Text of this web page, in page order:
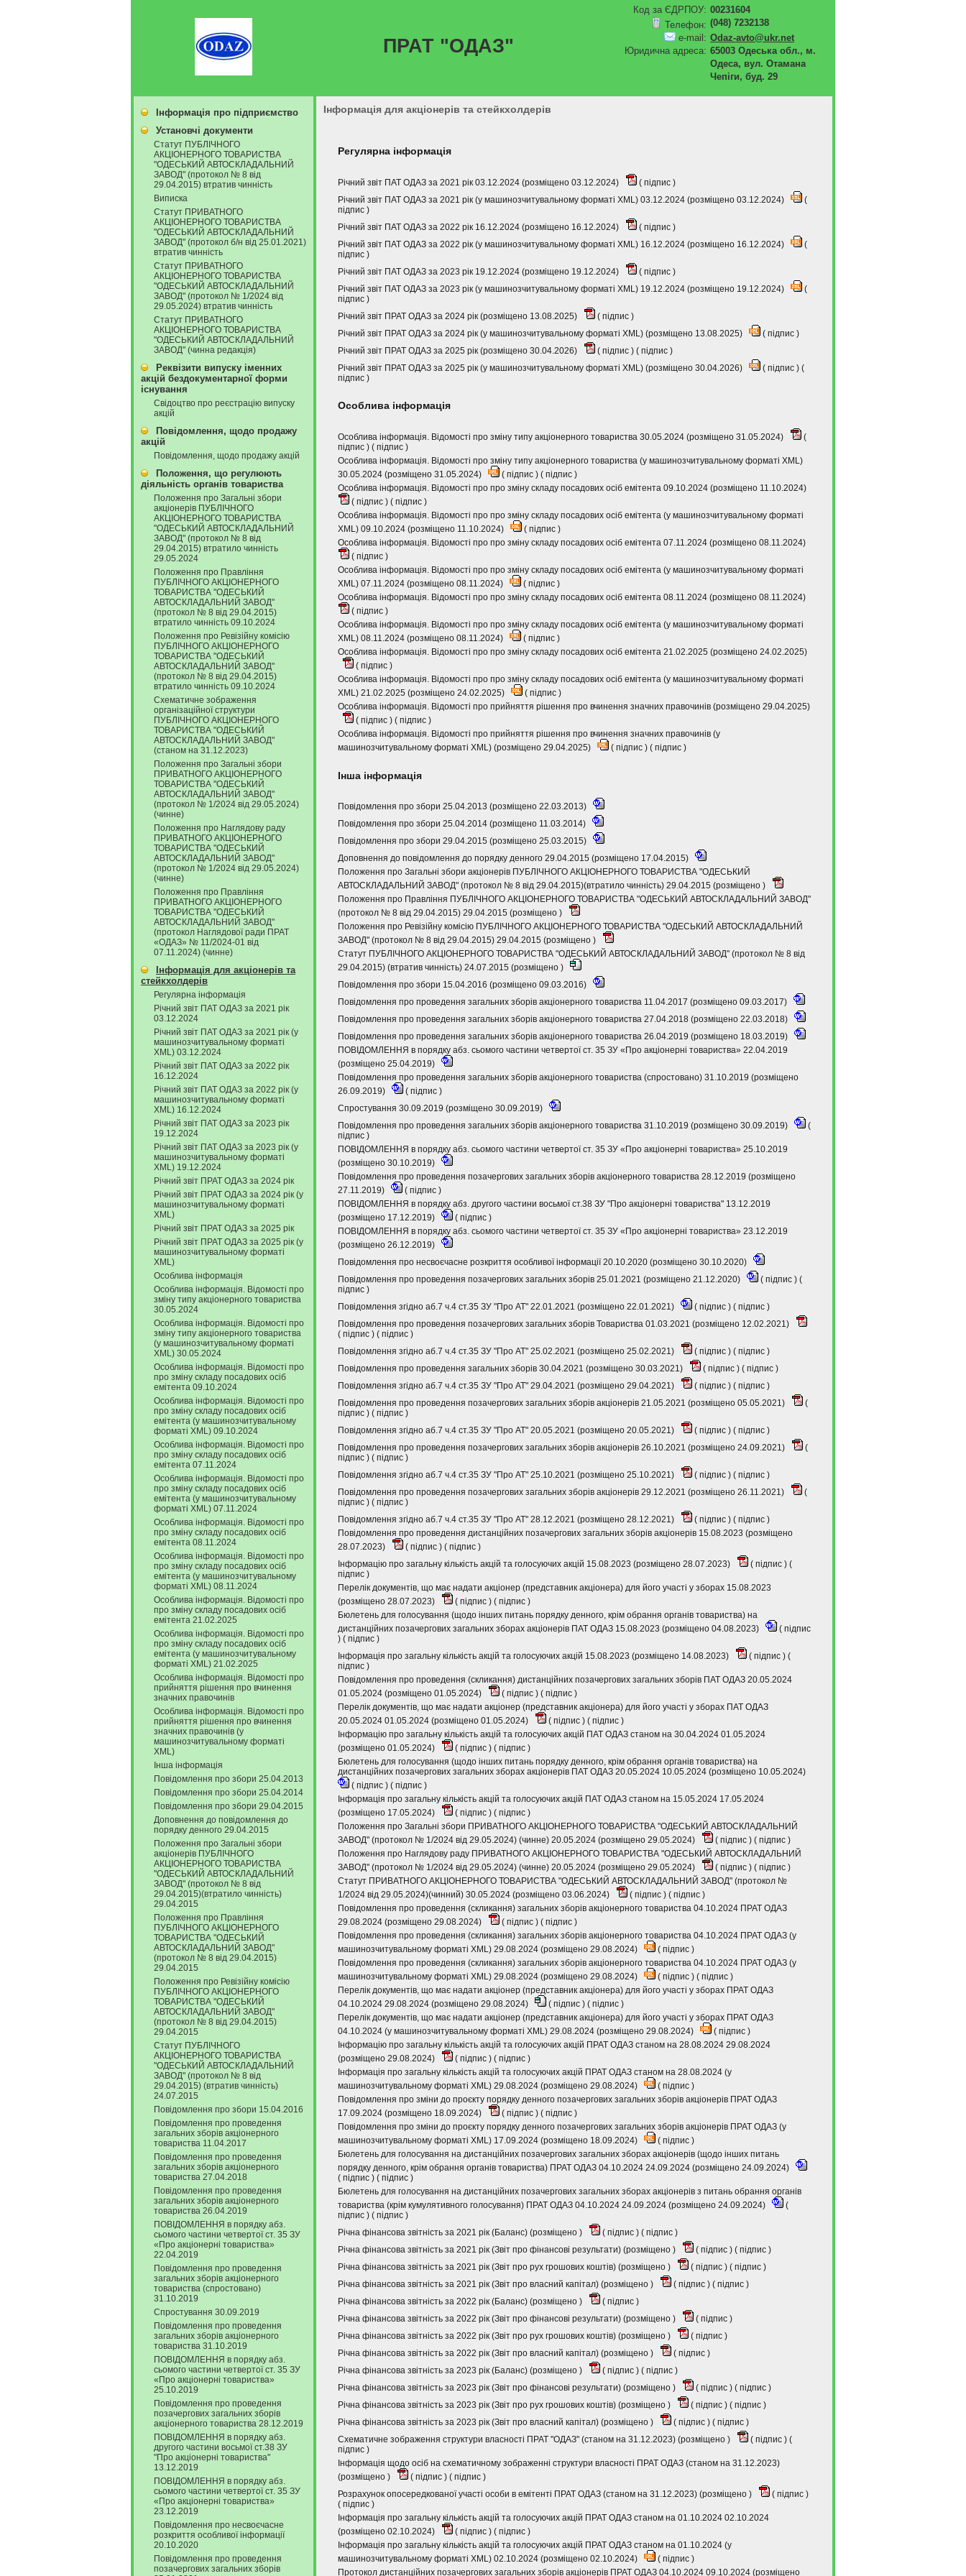
ПРАТ "ОДАЗ"
Код за ЄДРПОУ: 00231604
Телефон: (048) 7232138
e-mail: Odaz-avto@ukr.net
Юридична адреса: 65003 Одеська обл., м.
Одеса, вул. Отамана
Чепіги, буд. 29
Інформація про підприємство
Установчі документи
Статут ПУБЛІЧНОГО
АКЦІОНЕРНОГО ТОВАРИСТВА
"ОДЕСЬКИЙ АВТОСКЛАДАЛЬНИЙ
ЗАВОД" (протокол № 8 від
29.04.2015) втратив чинність
Виписка
Статут ПРИВАТНОГО
АКЦІОНЕРНОГО ТОВАРИСТВА
"ОДЕСЬКИЙ АВТОСКЛАДАЛЬНИЙ
ЗАВОД" (протокол б/н від 25.01.2021)
втратив чинність
Статут ПРИВАТНОГО
АКЦІОНЕРНОГО ТОВАРИСТВА
"ОДЕСЬКИЙ АВТОСКЛАДАЛЬНИЙ
ЗАВОД" (протокол № 1/2024 від
29.05.2024) втратив чинність
Статут ПРИВАТНОГО
АКЦІОНЕРНОГО ТОВАРИСТВА
"ОДЕСЬКИЙ АВТОСКЛАДАЛЬНИЙ
ЗАВОД" (чинна редакція)
Реквізити випуску іменних
акцій бездокументарної форми
існування
Свідоцтво про реєстрацію випуску
акцій
Повідомлення, щодо продажу
акцій
Повідомлення, щодо продажу акцій
Положення, що регулюють
діяльність органів товариства
Положення про Загальні збори
акціонерів ПУБЛІЧНОГО
АКЦІОНЕРНОГО ТОВАРИСТВА
"ОДЕСЬКИЙ АВТОСКЛАДАЛЬНИЙ
ЗАВОД" (протокол № 8 від
29.04.2015) втратило чинність
29.05.2024
Положення про Правління
ПУБЛІЧНОГО АКЦІОНЕРНОГО
ТОВАРИСТВА "ОДЕСЬКИЙ
АВТОСКЛАДАЛЬНИЙ ЗАВОД"
(протокол № 8 від 29.04.2015)
втратило чинність 09.10.2024
Положення про Ревізійну комісію
ПУБЛІЧНОГО АКЦІОНЕРНОГО
ТОВАРИСТВА "ОДЕСЬКИЙ
АВТОСКЛАДАЛЬНИЙ ЗАВОД"
(протокол № 8 від 29.04.2015)
втратило чинність 09.10.2024
Схематичне зображення
організаційної структури
ПУБЛІЧНОГО АКЦІОНЕРНОГО
ТОВАРИСТВА "ОДЕСЬКИЙ
АВТОСКЛАДАЛЬНИЙ ЗАВОД"
(станом на 31.12.2023)
Положення про Загальні збори
ПРИВАТНОГО АКЦІОНЕРНОГО
ТОВАРИСТВА "ОДЕСЬКИЙ
АВТОСКЛАДАЛЬНИЙ ЗАВОД"
(протокол № 1/2024 від 29.05.2024)
(чинне)
Положення про Наглядову раду
ПРИВАТНОГО АКЦІОНЕРНОГО
ТОВАРИСТВА "ОДЕСЬКИЙ
АВТОСКЛАДАЛЬНИЙ ЗАВОД"
(протокол № 1/2024 від 29.05.2024)
(чинне)
Положення про Правління
ПРИВАТНОГО АКЦІОНЕРНОГО
ТОВАРИСТВА "ОДЕСЬКИЙ
АВТОСКЛАДАЛЬНИЙ ЗАВОД"
(протокол Наглядової ради ПРАТ
«ОДАЗ» № 11/2024-01 від
07.11.2024) (чинне)
Інформація для акціонерів та
стейкхолдерів
Регулярна інформація
Річний звіт ПАТ ОДАЗ за 2021 рік
03.12.2024
Річний звіт ПАТ ОДАЗ за 2021 рік (у
машинозчитувальному форматі
XML) 03.12.2024
Річний звіт ПАТ ОДАЗ за 2022 рік
16.12.2024
Річний звіт ПАТ ОДАЗ за 2022 рік (у
машинозчитувальному форматі
XML) 16.12.2024
Річний звіт ПАТ ОДАЗ за 2023 рік
19.12.2024
Річний звіт ПАТ ОДАЗ за 2023 рік (у
машинозчитувальному форматі
XML) 19.12.2024
Річний звіт ПРАТ ОДАЗ за 2024 рік
Річний звіт ПРАТ ОДАЗ за 2024 рік (у
машинозчитувальному форматі
XML)
Річний звіт ПРАТ ОДАЗ за 2025 рік
Річний звіт ПРАТ ОДАЗ за 2025 рік (у
машинозчитувальному форматі
XML)
Особлива інформація
Особлива інформація. Відомості про
зміну типу акціонерного товариства
30.05.2024
Особлива інформація. Відомості про
зміну типу акціонерного товариства
(у машинозчитувальному форматі
XML) 30.05.2024
Особлива інформація. Відомості про
про зміну складу посадових осіб
емітента 09.10.2024
Особлива інформація. Відомості про
про зміну складу посадових осіб
емітента (у машинозчитувальному
форматі XML) 09.10.2024
Особлива інформація. Відомості про
про зміну складу посадових осіб
емітента 07.11.2024
Особлива інформація. Відомості про
про зміну складу посадових осіб
емітента (у машинозчитувальному
форматі XML) 07.11.2024
Особлива інформація. Відомості про
про зміну складу посадових осіб
емітента 08.11.2024
Особлива інформація. Відомості про
про зміну складу посадових осіб
емітента (у машинозчитувальному
форматі XML) 08.11.2024
Особлива інформація. Відомості про
про зміну складу посадових осіб
емітента 21.02.2025
Особлива інформація. Відомості про
про зміну складу посадових осіб
емітента (у машинозчитувальному
форматі XML) 21.02.2025
Особлива інформація. Відомості про
прийняття рішення про вчинення
значних правочинів
Особлива інформація. Відомості про
прийняття рішення про вчинення
значних правочинів (у
машинозчитувальному форматі
XML)
Інша інформація
Повідомлення про збори 25.04.2013
Повідомлення про збори 25.04.2014
Повідомлення про збори 29.04.2015
Доповнення до повідомлення до
порядку денного 29.04.2015
Положення про Загальні збори
акціонерів ПУБЛІЧНОГО
АКЦІОНЕРНОГО ТОВАРИСТВА
"ОДЕСЬКИЙ АВТОСКЛАДАЛЬНИЙ
ЗАВОД" (протокол № 8 від
29.04.2015)(втратило чинність)
29.04.2015
Положення про Правління
ПУБЛІЧНОГО АКЦІОНЕРНОГО
ТОВАРИСТВА "ОДЕСЬКИЙ
АВТОСКЛАДАЛЬНИЙ ЗАВОД"
(протокол № 8 від 29.04.2015)
29.04.2015
Положення про Ревізійну комісію
ПУБЛІЧНОГО АКЦІОНЕРНОГО
ТОВАРИСТВА "ОДЕСЬКИЙ
АВТОСКЛАДАЛЬНИЙ ЗАВОД"
(протокол № 8 від 29.04.2015)
29.04.2015
Статут ПУБЛІЧНОГО
АКЦІОНЕРНОГО ТОВАРИСТВА
"ОДЕСЬКИЙ АВТОСКЛАДАЛЬНИЙ
ЗАВОД" (протокол № 8 від
29.04.2015) (втратив чинність)
24.07.2015
Повідомлення про збори 15.04.2016
Повідомлення про проведення
загальних зборів акціонерного
товариства 11.04.2017
Повідомлення про проведення
загальних зборів акціонерного
товариства 27.04.2018
Повідомлення про проведення
загальних зборів акціонерного
товариства 26.04.2019
ПОВІДОМЛЕННЯ в порядку абз.
сьомого частини четвертої ст. 35 ЗУ
«Про акціонерні товариства»
22.04.2019
Повідомлення про проведення
загальних зборів акціонерного
товариства (спростовано)
31.10.2019
Спростування 30.09.2019
Повідомлення про проведення
загальних зборів акціонерного
товариства 31.10.2019
ПОВІДОМЛЕННЯ в порядку абз.
сьомого частини четвертої ст. 35 ЗУ
«Про акціонерні товариства»
25.10.2019
Повідомлення про проведення
позачергових загальних зборів
акціонерного товариства 28.12.2019
ПОВІДОМЛЕННЯ в порядку абз.
другого частини восьмої ст.38 ЗУ
"Про акціонерні товариства"
13.12.2019
ПОВІДОМЛЕННЯ в порядку абз.
сьомого частини четвертої ст. 35 ЗУ
«Про акціонерні товариства»
23.12.2019
Повідомлення про несвоєчасне
розкриття особливої інформації
20.10.2020
Повідомлення про проведення
позачергових загальних зборів
Інформація для акціонерів та стейкхолдерів
Регулярна інформація
Річний звіт ПАТ ОДАЗ за 2021 рік 03.12.2024 (розміщено 03.12.2024) ( підпис )
Річний звіт ПАТ ОДАЗ за 2021 рік (у машинозчитувальному форматі XML) 03.12.2024 (розміщено 03.12.2024)
(
підпис )
Річний звіт ПАТ ОДАЗ за 2022 рік 16.12.2024 (розміщено 16.12.2024)
( підпис )
Річний звіт ПАТ ОДАЗ за 2022 рік (у машинозчитувальному форматі XML) 16.12.2024 (розміщено 16.12.2024)
(
підпис )
Річний звіт ПАТ ОДАЗ за 2023 рік 19.12.2024 (розміщено 19.12.2024)
( підпис )
Річний звіт ПАТ ОДАЗ за 2023 рік (у машинозчитувальному форматі XML) 19.12.2024 (розміщено 19.12.2024)
(
підпис )
Річний звіт ПРАТ ОДАЗ за 2024 рік (розміщено 13.08.2025)
( підпис )
Річний звіт ПРАТ ОДАЗ за 2024 рік (у машинозчитувальному форматі XML) (розміщено 13.08.2025)
( підпис )
Річний звіт ПРАТ ОДАЗ за 2025 рік (розміщено 30.04.2026)
( підпис ) ( підпис )
Річний звіт ПРАТ ОДАЗ за 2025 рік (у машинозчитувальному форматі XML) (розміщено 30.04.2026)
( підпис ) (
підпис )
Особлива інформація
Особлива інформація. Відомості про зміну типу акціонерного товариства 30.05.2024 (розміщено 31.05.2024)
(
підпис ) ( підпис )
Особлива інформація. Відомості про зміну типу акціонерного товариства (у машинозчитувальному форматі XML)
30.05.2024 (розміщено 31.05.2024)
( підпис ) ( підпис )
Особлива інформація. Відомості про про зміну складу посадових осіб емітента 09.10.2024 (розміщено 11.10.2024)
( підпис ) ( підпис )
Особлива інформація. Відомості про про зміну складу посадових осіб емітента (у машинозчитувальному форматі
XML) 09.10.2024 (розміщено 11.10.2024)
( підпис )
Особлива інформація. Відомості про про зміну складу посадових осіб емітента 07.11.2024 (розміщено 08.11.2024)
( підпис )
Особлива інформація. Відомості про про зміну складу посадових осіб емітента (у машинозчитувальному форматі
XML) 07.11.2024 (розміщено 08.11.2024)
( підпис )
Особлива інформація. Відомості про про зміну складу посадових осіб емітента 08.11.2024 (розміщено 08.11.2024)
( підпис )
Особлива інформація. Відомості про про зміну складу посадових осіб емітента (у машинозчитувальному форматі
XML) 08.11.2024 (розміщено 08.11.2024)
( підпис )
Особлива інформація. Відомості про про зміну складу посадових осіб емітента 21.02.2025 (розміщено 24.02.2025)
( підпис )
Особлива інформація. Відомості про про зміну складу посадових осіб емітента (у машинозчитувальному форматі
XML) 21.02.2025 (розміщено 24.02.2025)
( підпис )
Особлива інформація. Відомості про прийняття рішення про вчинення значних правочинів (розміщено 29.04.2025)
( підпис ) ( підпис )
Особлива інформація. Відомості про прийняття рішення про вчинення значних правочинів (у
машинозчитувальному форматі XML) (розміщено 29.04.2025)
( підпис ) ( підпис )
Інша інформація
Повідомлення про збори 25.04.2013 (розміщено 22.03.2013)
Повідомлення про збори 25.04.2014 (розміщено 11.03.2014)
Повідомлення про збори 29.04.2015 (розміщено 25.03.2015)
Доповнення до повідомлення до порядку денного 29.04.2015 (розміщено 17.04.2015)
Положення про Загальні збори акціонерів ПУБЛІЧНОГО АКЦІОНЕРНОГО ТОВАРИСТВА "ОДЕСЬКИЙ
АВТОСКЛАДАЛЬНИЙ ЗАВОД" (протокол № 8 від 29.04.2015)(втратило чинність) 29.04.2015 (розміщено )
Положення про Правління ПУБЛІЧНОГО АКЦІОНЕРНОГО ТОВАРИСТВА "ОДЕСЬКИЙ АВТОСКЛАДАЛЬНИЙ ЗАВОД"
(протокол № 8 від 29.04.2015) 29.04.2015 (розміщено )
Положення про Ревізійну комісію ПУБЛІЧНОГО АКЦІОНЕРНОГО ТОВАРИСТВА "ОДЕСЬКИЙ АВТОСКЛАДАЛЬНИЙ
ЗАВОД" (протокол № 8 від 29.04.2015) 29.04.2015 (розміщено )
Статут ПУБЛІЧНОГО АКЦІОНЕРНОГО ТОВАРИСТВА "ОДЕСЬКИЙ АВТОСКЛАДАЛЬНИЙ ЗАВОД" (протокол № 8 від
29.04.2015) (втратив чинність) 24.07.2015 (розміщено )
Повідомлення про збори 15.04.2016 (розміщено 09.03.2016)
Повідомлення про проведення загальних зборів акціонерного товариства 11.04.2017 (розміщено 09.03.2017)
Повідомлення про проведення загальних зборів акціонерного товариства 27.04.2018 (розміщено 22.03.2018)
Повідомлення про проведення загальних зборів акціонерного товариства 26.04.2019 (розміщено 18.03.2019)
ПОВІДОМЛЕННЯ в порядку абз. сьомого частини четвертої ст. 35 ЗУ «Про акціонерні товариства» 22.04.2019
(розміщено 25.04.2019)
Повідомлення про проведення загальних зборів акціонерного товариства (спростовано) 31.10.2019 (розміщено
26.09.2019)
( підпис )
Спростування 30.09.2019 (розміщено 30.09.2019)
Повідомлення про проведення загальних зборів акціонерного товариства 31.10.2019 (розміщено 30.09.2019)
(
підпис )
ПОВІДОМЛЕННЯ в порядку абз. сьомого частини четвертої ст. 35 ЗУ «Про акціонерні товариства» 25.10.2019
(розміщено 30.10.2019)
Повідомлення про проведення позачергових загальних зборів акціонерного товариства 28.12.2019 (розміщено
27.11.2019)
( підпис )
ПОВІДОМЛЕННЯ в порядку абз. другого частини восьмої ст.38 ЗУ "Про акціонерні товариства" 13.12.2019
(розміщено 17.12.2019)
( підпис )
ПОВІДОМЛЕННЯ в порядку абз. сьомого частини четвертої ст. 35 ЗУ «Про акціонерні товариства» 23.12.2019
(розміщено 26.12.2019)
Повідомлення про несвоєчасне розкриття особливої інформації 20.10.2020 (розміщено 30.10.2020)
Повідомлення про проведення позачергових загальних зборів 25.01.2021 (розміщено 21.12.2020)
( підпис ) (
підпис )
Повідомлення згідно аб.7 ч.4 ст.35 ЗУ "Про АТ" 22.01.2021 (розміщено 22.01.2021)
( підпис ) ( підпис )
Повідомлення про проведення позачергових загальних зборів Товариства 01.03.2021 (розміщено 12.02.2021)
( підпис ) ( підпис )
Повідомлення згідно аб.7 ч.4 ст.35 ЗУ "Про АТ" 25.02.2021 (розміщено 25.02.2021)
( підпис ) ( підпис )
Повідомлення про проведення загальних зборів 30.04.2021 (розміщено 30.03.2021)
( підпис ) ( підпис )
Повідомлення згідно аб.7 ч.4 ст.35 ЗУ "Про АТ" 29.04.2021 (розміщено 29.04.2021)
( підпис ) ( підпис )
Повідомлення про проведення позачергових загальних зборів акціонерів 21.05.2021 (розміщено 05.05.2021)
(
підпис ) ( підпис )
Повідомлення згідно аб.7 ч.4 ст.35 ЗУ "Про АТ" 20.05.2021 (розміщено 20.05.2021)
( підпис ) ( підпис )
Повідомлення про проведення позачергових загальних зборів акціонерів 26.10.2021 (розміщено 24.09.2021)
(
підпис ) ( підпис )
Повідомлення згідно аб.7 ч.4 ст.35 ЗУ "Про АТ" 25.10.2021 (розміщено 25.10.2021)
( підпис ) ( підпис )
Повідомлення про проведення позачергових загальних зборів акціонерів 29.12.2021 (розміщено 26.11.2021)
(
підпис ) ( підпис )
Повідомлення згідно аб.7 ч.4 ст.35 ЗУ "Про АТ" 28.12.2021 (розміщено 28.12.2021)
( підпис ) ( підпис )
Повідомлення про проведення дистанційних позачергових загальних зборів акціонерів 15.08.2023 (розміщено
28.07.2023)
( підпис ) ( підпис )
Інформацію про загальну кількість акцій та голосуючих акцій 15.08.2023 (розміщено 28.07.2023)
( підпис ) (
підпис )
Перелік документів, що має надати акціонер (представник акціонера) для його участі у зборах 15.08.2023
(розміщено 28.07.2023)
( підпис ) ( підпис )
Бюлетень для голосування (щодо інших питань порядку денного, крім обрання органів товариства) на
дистанційних позачергових загальних зборах акціонерів ПАТ ОДАЗ 15.08.2023 (розміщено 04.08.2023)
( підпис
) ( підпис )
Інформація про загальну кількість акцій та голосуючих акцій 15.08.2023 (розміщено 14.08.2023)
( підпис ) (
підпис )
Повідомлення про проведення (скликання) дистанційних позачергових загальних зборів ПАТ ОДАЗ 20.05.2024
01.05.2024 (розміщено 01.05.2024)
( підпис ) ( підпис )
Перелік документів, що має надати акціонер (представник акціонера) для його участі у зборах ПАТ ОДАЗ
20.05.2024 01.05.2024 (розміщено 01.05.2024)
( підпис ) ( підпис )
Інформацію про загальну кількість акцій та голосуючих акцій ПАТ ОДАЗ станом на 30.04.2024 01.05.2024
(розміщено 01.05.2024)
( підпис ) ( підпис )
Бюлетень для голосування (щодо інших питань порядку денного, крім обрання органів товариства) на
дистанційних позачергових загальних зборах акціонерів ПАТ ОДАЗ 20.05.2024 10.05.2024 (розміщено 10.05.2024)
( підпис ) ( підпис )
Інформація про загальну кількість акцій та голосуючих акцій ПАТ ОДАЗ станом на 15.05.2024 17.05.2024
(розміщено 17.05.2024)
( підпис ) ( підпис )
Положення про Загальні збори ПРИВАТНОГО АКЦІОНЕРНОГО ТОВАРИСТВА "ОДЕСЬКИЙ АВТОСКЛАДАЛЬНИЙ
ЗАВОД" (протокол № 1/2024 від 29.05.2024) (чинне) 20.05.2024 (розміщено 29.05.2024)
( підпис ) ( підпис )
Положення про Наглядову раду ПРИВАТНОГО АКЦІОНЕРНОГО ТОВАРИСТВА "ОДЕСЬКИЙ АВТОСКЛАДАЛЬНИЙ
ЗАВОД" (протокол № 1/2024 від 29.05.2024) (чинне) 20.05.2024 (розміщено 29.05.2024)
( підпис ) ( підпис )
Статут ПРИВАТНОГО АКЦІОНЕРНОГО ТОВАРИСТВА "ОДЕСЬКИЙ АВТОСКЛАДАЛЬНИЙ ЗАВОД" (протокол №
1/2024 від 29.05.2024)(чинний) 30.05.2024 (розміщено 03.06.2024)
( підпис ) ( підпис )
Повідомлення про проведення (скликання) загальних зборів акціонерного товариства 04.10.2024 ПРАТ ОДАЗ
29.08.2024 (розміщено 29.08.2024)
( підпис ) ( підпис )
Повідомлення про проведення (скликання) загальних зборів акціонерного товариства 04.10.2024 ПРАТ ОДАЗ (у
машинозчитувальному форматі XML) 29.08.2024 (розміщено 29.08.2024)
( підпис )
Повідомлення про проведення (скликання) загальних зборів акціонерного товариства 04.10.2024 ПРАТ ОДАЗ (у
машинозчитувальному форматі XML) 29.08.2024 (розміщено 29.08.2024)
( підпис ) ( підпис )
Перелік документів, що має надати акціонер (представник акціонера) для його участі у зборах ПРАТ ОДАЗ
04.10.2024 29.08.2024 (розміщено 29.08.2024)
( підпис ) ( підпис )
Перелік документів, що має надати акціонер (представник акціонера) для його участі у зборах ПРАТ ОДАЗ
04.10.2024 (у машинозчитувальному форматі XML) 29.08.2024 (розміщено 29.08.2024)
( підпис )
Інформацію про загальну кількість акцій та голосуючих акцій ПРАТ ОДАЗ станом на 28.08.2024 29.08.2024
(розміщено 29.08.2024)
( підпис ) ( підпис )
Інформація про загальну кількість акцій та голосуючих акцій ПРАТ ОДАЗ станом на 28.08.2024 (у
машинозчитувальному форматі XML) 29.08.2024 (розміщено 29.08.2024)
( підпис )
Повідомлення про зміни до проєкту порядку денного позачергових загальних зборів акціонерів ПРАТ ОДАЗ
17.09.2024 (розміщено 18.09.2024)
( підпис ) ( підпис )
Повідомлення про зміни до проєкту порядку денного позачергових загальних зборів акціонерів ПРАТ ОДАЗ (у
машинозчитувальному форматі XML) 17.09.2024 (розміщено 18.09.2024)
( підпис )
Бюлетень для голосування на дистанційних позачергових загальних зборах акціонерів (щодо інших питань
порядку денного, крім обрання органів товариства) ПРАТ ОДАЗ 04.10.2024 24.09.2024 (розміщено 24.09.2024)
( підпис ) ( підпис )
Бюлетень для голосування на дистанційних позачергових загальних зборах акціонерів з питань обрання органів
товариства (крім кумулятивного голосування) ПРАТ ОДАЗ 04.10.2024 24.09.2024 (розміщено 24.09.2024)
(
підпис ) ( підпис )
Річна фінансова звітність за 2021 рік (Баланс) (розміщено )
( підпис ) ( підпис )
Річна фінансова звітність за 2021 рік (Звіт про фінансові результати) (розміщено )
( підпис ) ( підпис )
Річна фінансова звітність за 2021 рік (Звіт про рух грошових коштів) (розміщено )
( підпис ) ( підпис )
Річна фінансова звітність за 2021 рік (Звіт про власний капітал) (розміщено )
( підпис ) ( підпис )
Річна фінансова звітність за 2022 рік (Баланс) (розміщено )
( підпис )
Річна фінансова звітність за 2022 рік (Звіт про фінансові результати) (розміщено )
( підпис )
Річна фінансова звітність за 2022 рік (Звіт про рух грошових коштів) (розміщено )
( підпис )
Річна фінансова звітність за 2022 рік (Звіт про власний капітал) (розміщено )
( підпис )
Річна фінансова звітність за 2023 рік (Баланс) (розміщено )
( підпис ) ( підпис )
Річна фінансова звітність за 2023 рік (Звіт про фінансові результати) (розміщено )
( підпис ) ( підпис )
Річна фінансова звітність за 2023 рік (Звіт про рух грошових коштів) (розміщено )
( підпис ) ( підпис )
Річна фінансова звітність за 2023 рік (Звіт про власний капітал) (розміщено )
( підпис ) ( підпис )
Схематичне зображення структури власності ПРАТ "ОДАЗ" (станом на 31.12.2023) (розміщено )
( підпис ) (
підпис )
Інформація щодо осіб на схематичному зображенні структури власності ПРАТ ОДАЗ (станом на 31.12.2023)
(розміщено )
( підпис ) ( підпис )
Розрахунок опосередкованої участі особи в емітенті ПРАТ ОДАЗ (станом на 31.12.2023) (розміщено )
( підпис )
( підпис )
Інформація про загальну кількість акцій та голосуючих акцій ПРАТ ОДАЗ станом на 01.10.2024 02.10.2024
(розміщено 02.10.2024)
( підпис ) ( підпис )
Інформація про загальну кількість акцій та голосуючих акцій ПРАТ ОДАЗ станом на 01.10.2024 (у
машинозчитувальному форматі XML) 02.10.2024 (розміщено 02.10.2024)
( підпис )
Протокол дистанційних позачергових загальних зборів акціонерів ПРАТ ОДАЗ 04.10.2024 09.10.2024 (розміщено